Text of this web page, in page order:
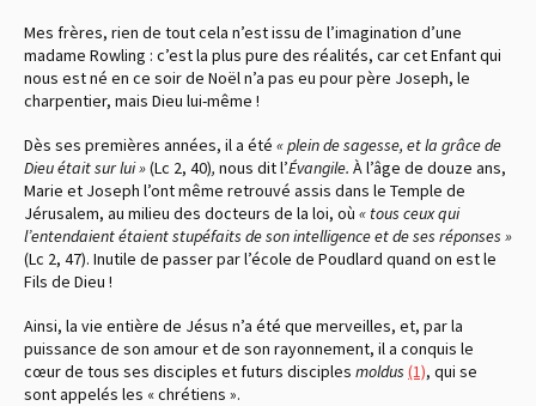
Mes frères, rien de tout cela n’est issu de l’imagination d’une
madame Rowling : c’est la plus pure des réalités, car cet Enfant qui
nous est né en ce soir de Noël n’a pas eu pour père Joseph, le
charpentier, mais Dieu lui-même !
Dès ses premières années, il a été « plein de sagesse, et la grâce de
Dieu était sur lui »(Lc 2, 40), nous dit l’Évangile. À l’âge de douze ans,
Marie et Joseph l’ont même retrouvé assis dans le Temple de
Jérusalem, au milieu des docteurs de la loi, où « tous ceux qui
l’entendaient étaient stupéfaits de son intelligence et de ses réponses »
(Lc 2, 47). Inutile de passer par l’école de Poudlard quand on est le
Fils de Dieu !
Ainsi, la vie entière de Jésus n’a été que merveilles, et, par la
puissance de son amour et de son rayonnement, il a conquis le
cœur de tous ses disciples et futurs disciples moldus (1), qui se
sont appelés les « chrétiens ».